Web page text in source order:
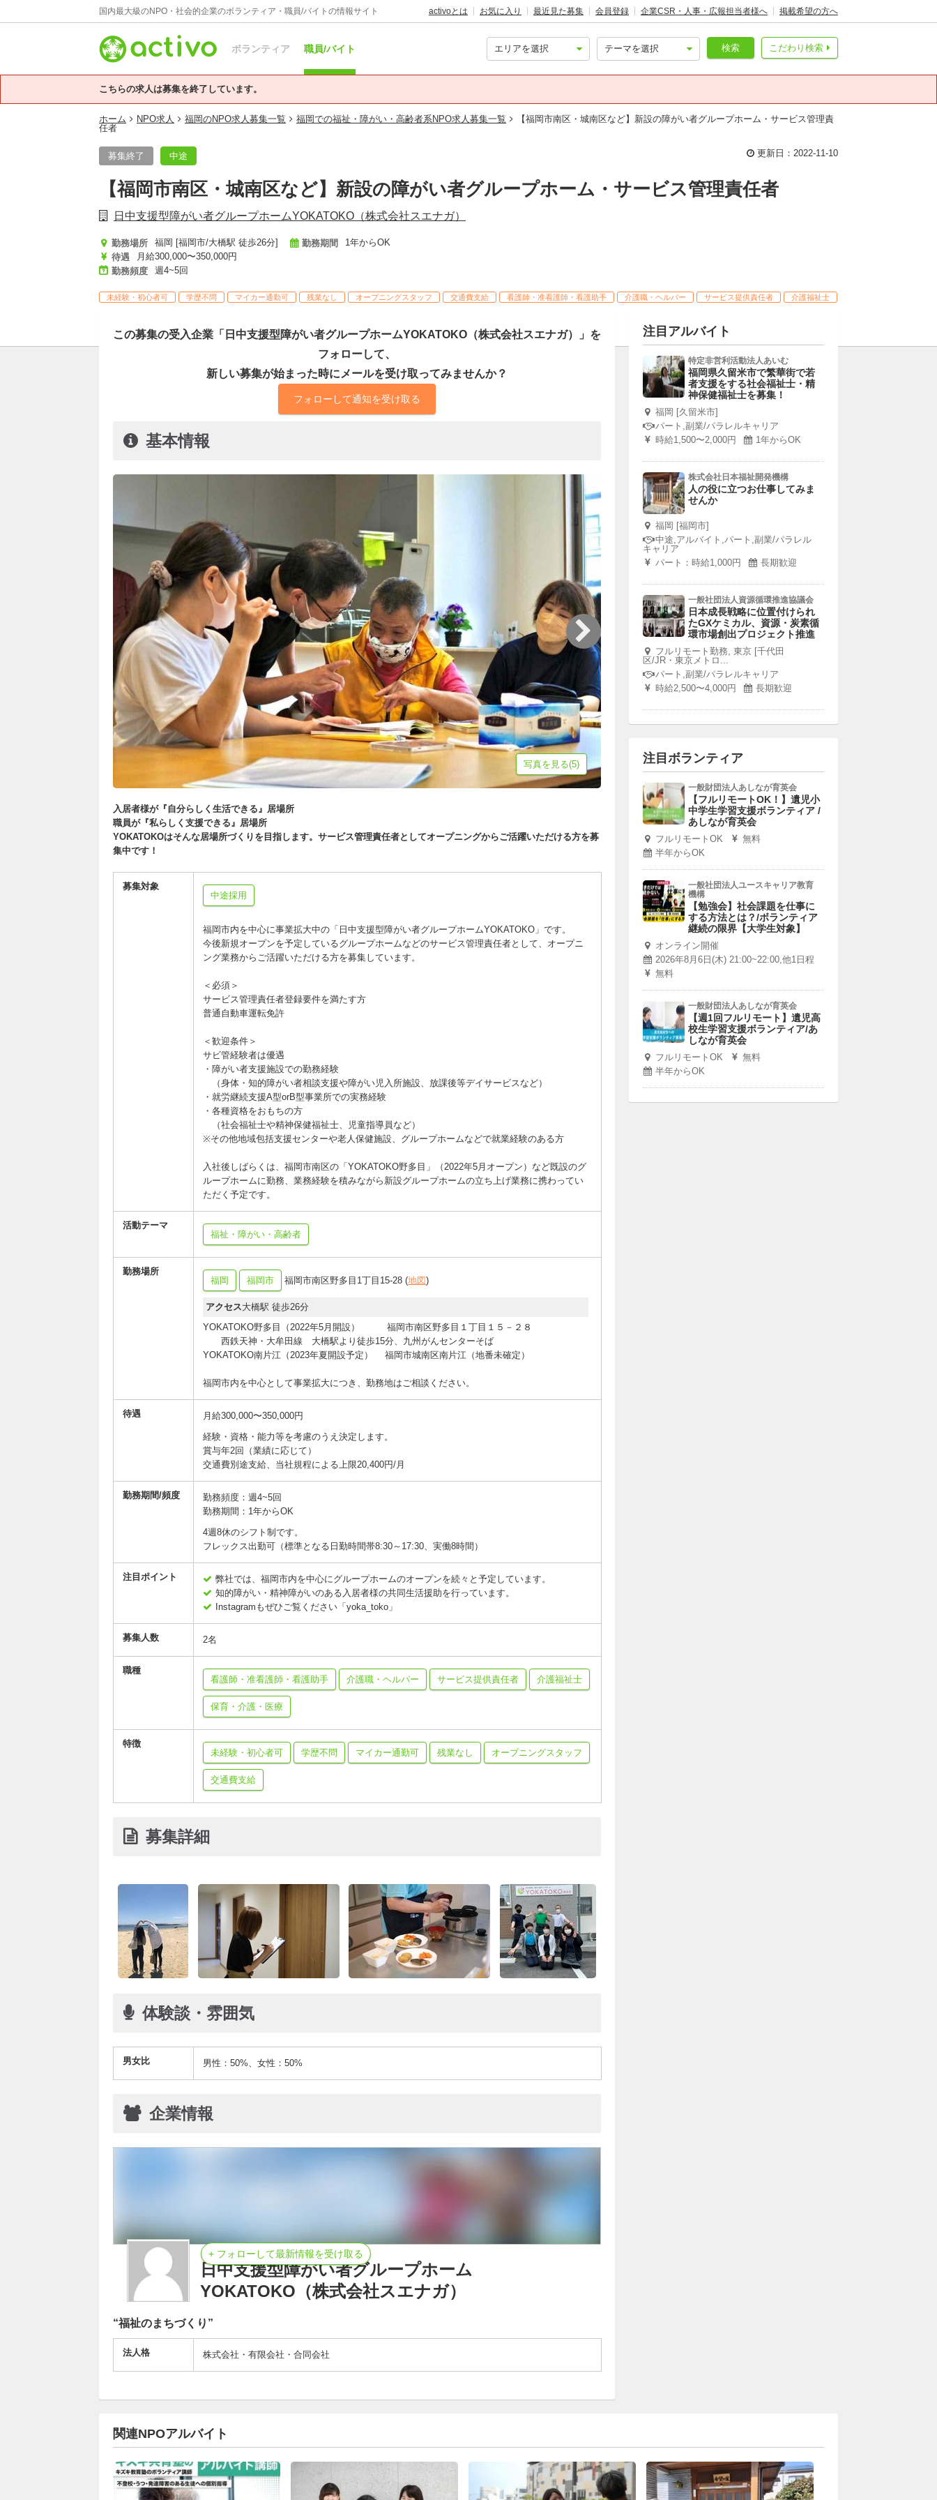
国内最大級のNPO・社会的企業のボランティア・職員/バイトの情報サイト activoとは お気に入り 最近見た募集 会員登録 企業CSR・人事・広報担当者様へ 掲載希望の方へ
ボランティア 職員/バイト こだわり検索
検索
こちらの求人は募集を終了しています。
ホーム NPO求人 福岡のNPO求人募集一覧 福岡での福祉・障がい・高齢者系NPO求人募集一覧
【福岡市南区・城南区など】新設の障がい者グループホーム・サービス管理責
任者
募集終了 中途 更新日：2022-11-10
【福岡市南区・城南区など】新設の障がい者グループホーム・サービス管理責任者
日中支援型障がい者グループホームYOKATOKO（株式会社スエナガ）
勤務場所
福岡 [福岡市/大橋駅 徒歩26分]
待遇
月給300,000〜350,000円
勤務頻度
週4~5回
勤務期間 1年からOK
未経験・初心者可 学歴不問 マイカー通勤可 残業なし オープニングスタッフ 交通費支給 看護師・准看護師・看護助手 介護職・ヘルパー サービス提供責任者 介護福祉士
この募集の受入企業「日中支援型障がい者グループホームYOKATOKO（株式会社スエナガ）」を
フォローして、
新しい募集が始まった時にメールを受け取ってみませんか？
フォローして通知を受け取る
基本情報
写真を見る(5)
入居者様が『自分らしく生活できる』居場所
職員が『私らしく支援できる』居場所
YOKATOKOはそんな居場所づくりを目指します。サービス管理責任者としてオープニングからご活躍いただける方を募
集中です！
募集対象
中途採用
福岡市内を中心に事業拡大中の「日中支援型障がい者グループホームYOKATOKO」です。
今後新規オープンを予定しているグループホームなどのサービス管理責任者として、オープニ
ング業務からご活躍いただける方を募集しています。
＜必須＞
サービス管理責任者登録要件を満たす方
普通自動車運転免許
＜歓迎条件＞
サビ管経験者は優遇
・障がい者支援施設での勤務経験
（身体・知的障がい者相談支援や障がい児入所施設、放課後等デイサービスなど）
・就労継続支援A型orB型事業所での実務経験
・各種資格をおもちの方
（社会福祉士や精神保健福祉士、児童指導員など）
※その他地域包括支援センターや老人保健施設、グループホームなどで就業経験のある方
入社後しばらくは、福岡市南区の「YOKATOKO野多目」（2022年5月オープン）など既設のグ
ループホームに勤務、業務経験を積みながら新設グループホームの立ち上げ業務に携わってい
ただく予定です。
活動テーマ
福祉・障がい・高齢者
勤務場所
福岡
福岡市 福岡市南区野多目1丁目15-28 (地図)
アクセス大橋駅 徒歩26分
YOKATOKO野多目（2022年5月開設） 福岡市南区野多目１丁目１５－２８
西鉄天神・大牟田線 大橋駅より徒歩15分、九州がんセンターそば
YOKATOKO南片江（2023年夏開設予定） 福岡市城南区南片江（地番未確定）
福岡市内を中心として事業拡大につき、勤務地はご相談ください。
待遇
月給300,000〜350,000円
経験・資格・能力等を考慮のうえ決定します。
賞与年2回（業績に応じて）
交通費別途支給、当社規程による上限20,400円/月
勤務期間/頻度
勤務頻度：週4~5回
勤務期間：1年からOK
4週8休のシフト制です。
フレックス出勤可（標準となる日勤時間帯8:30～17:30、実働8時間）
注目ポイント
弊社では、福岡市内を中心にグループホームのオープンを続々と予定しています。
知的障がい・精神障がいのある入居者様の共同生活援助を行っています。
Instagramもぜひご覧ください「yoka_toko」
募集人数 2名
職種
看護師・准看護師・看護助手
介護職・ヘルパー サービス提供責任者 介護福祉士
保育・介護・医療
特徴
未経験・初心者可
学歴不問 マイカー通勤可 残業なし オープニングスタッフ
交通費支給
募集詳細
体験談・雰囲気
男女比 男性：50%、女性：50%
企業情報
+ フォローして最新情報を受け取る
日中支援型障がい者グループホーム
YOKATOKO（株式会社スエナガ）
“福祉のまちづくり”
法人格 株式会社・有限会社・合同会社
注目アルバイト
特定非営利活動法人あいむ
福岡県久留米市で繁華街で若
者支援をする社会福祉士・精
神保健福祉士を募集！
福岡 [久留米市]
パート,副業/パラレルキャリア
時給1,500〜2,000円
1年からOK
株式会社日本福祉開発機構
人の役に立つお仕事してみま
せんか
福岡 [福岡市]
中途,アルバイト,パート,副業/パラレル
キャリア
パート：時給1,000円
長期歓迎
一般社団法人資源循環推進協議会
日本成長戦略に位置付けられ
たGXケミカル、資源・炭素循
環市場創出プロジェクト推進
フルリモート勤務, 東京 [千代田
区/JR・東京メトロ...
パート,副業/パラレルキャリア
時給2,500〜4,000円
長期歓迎
注目ボランティア
一般財団法人あしなが育英会
【フルリモートOK！】遺児小
中学生学習支援ボランティア /
あしなが育英会
フルリモートOK
無料
半年からOK
一般社団法人ユースキャリア教育
機構
【勉強会】社会課題を仕事に
する方法とは？/ボランティア
継続の限界【大学生対象】
オンライン開催
2026年8月6日(木) 21:00~22:00,他1日程
無料
一般財団法人あしなが育英会
【週1回フルリモート】遺児高
校生学習支援ボランティア/あ
しなが育英会
フルリモートOK
無料
半年からOK
関連NPOアルバイト